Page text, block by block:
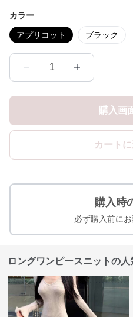
カラー
アプリコット ブラック
1
購入画
カート
購入時
必ず購入前にお
ロングワンピースニットの人